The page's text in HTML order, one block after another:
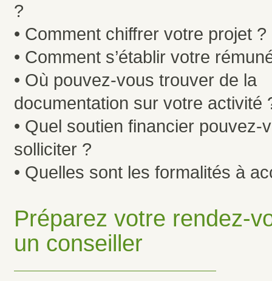
?
• Comment chiffrer votre projet ?
• Comment s’établir votre
• Où pouvez-vous trouver de la
documentation sur votre activité
• Quel soutien financier pouvez-
solliciter ?
• Quelles sont les formalités à
Préparez votre rendez-
un conseiller